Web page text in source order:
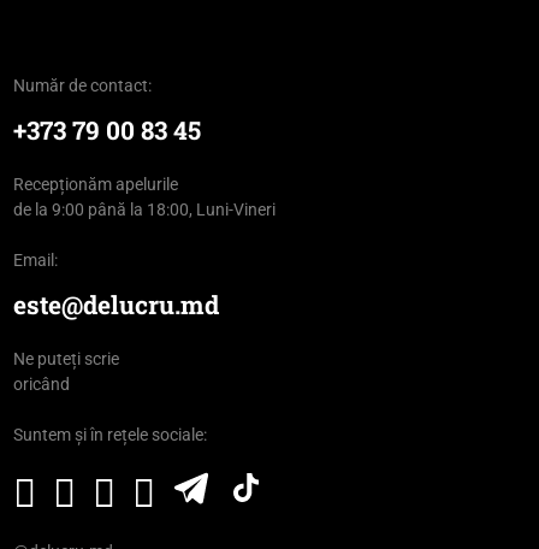
Număr de contact:
+373 79 00 83 45
Recepționăm apelurile
de la 9:00 până la 18:00, Luni-Vineri
Email:
este@delucru.md
Ne puteți scrie
oricând
Suntem și în rețele sociale: